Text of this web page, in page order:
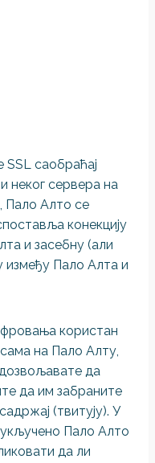
саобраћај
неког сервера на
Пало Алто се
конекцију
и засебну (али
између Пало Алта и
користан
на Пало Алту,
да
да им забраните
(твитују). У
Пало Алто
да ли